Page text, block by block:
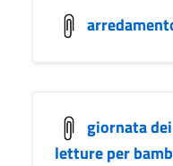
giornata
letture per